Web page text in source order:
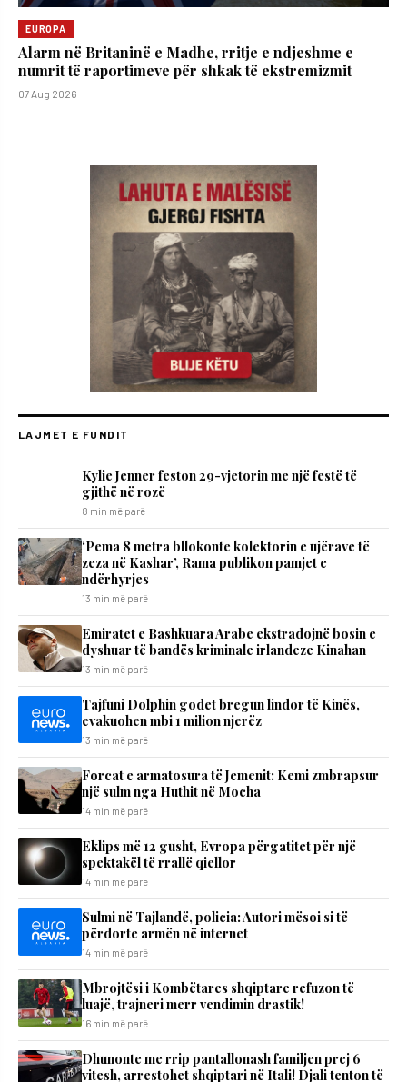
EUROPA
Alarm në Britaninë e Madhe, rritje e ndjeshme e
numrit të raportimeve për shkak të ekstremizmit
07 Aug 2026
LAJMET E FUNDIT
Kylie Jenner feston 29-vjetorin me një festë të
gjithë në rozë
8 min më parë
‘Pema 8 metra bllokonte kolektorin e ujërave të
zeza në Kashar’, Rama publikon pamjet e
ndërhyrjes
13 min më parë
Emiratet e Bashkuara Arabe ekstradojnë bosin e
dyshuar të bandës kriminale irlandeze Kinahan
13 min më parë
Tajfuni Dolphin godet bregun lindor të Kinës,
evakuohen mbi 1 milion njerëz
13 min më parë
Forcat e armatosura të Jemenit: Kemi zmbrapsur
një sulm nga Huthit në Mocha
14 min më parë
Eklips më 12 gusht, Evropa përgatitet për një
spektakël të rrallë qiellor
14 min më parë
Sulmi në Tajlandë, policia: Autori mësoi si të
përdorte armën në internet
14 min më parë
Mbrojtësi i Kombëtares shqiptare refuzon të
luajë, trajneri merr vendimin drastik!
16 min më parë
Dhunonte me rrip pantallonash familjen prej 6
vitesh, arrestohet shqiptari në Itali! Djali tenton të